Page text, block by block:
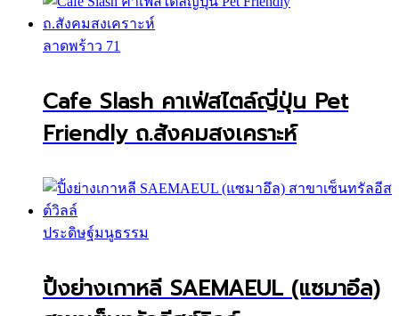
ลาดพร้าว 71
Cafe Slash คาเฟ่สไตล์ญี่ปุ่น Pet
Friendly ถ.สังคมสงเคราะห์
ประดิษฐ์มนูธรรม
ปิ้งย่างเกาหลี SAEMAEUL (แซมาอึล)